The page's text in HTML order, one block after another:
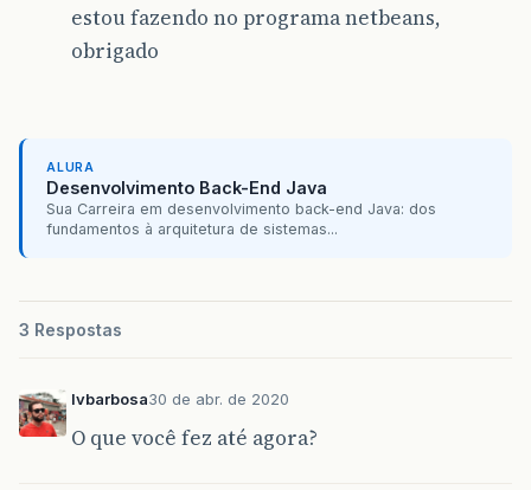
estou fazendo no programa netbeans,
obrigado
ALURA
Desenvolvimento Back-End Java
Sua Carreira em desenvolvimento back-end Java: dos
fundamentos à arquitetura de sistemas...
3 Respostas
lvbarbosa30 de abr. de 2020
O que você fez até agora?